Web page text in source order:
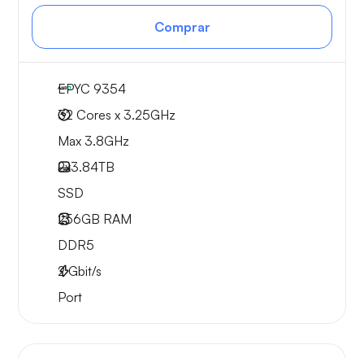
Comprar
EPYC 9354
32 Cores x 3.25GHz
Max 3.8GHz
2x3.84TB
SSD
256GB RAM
DDR5
2Gbit/s
Port